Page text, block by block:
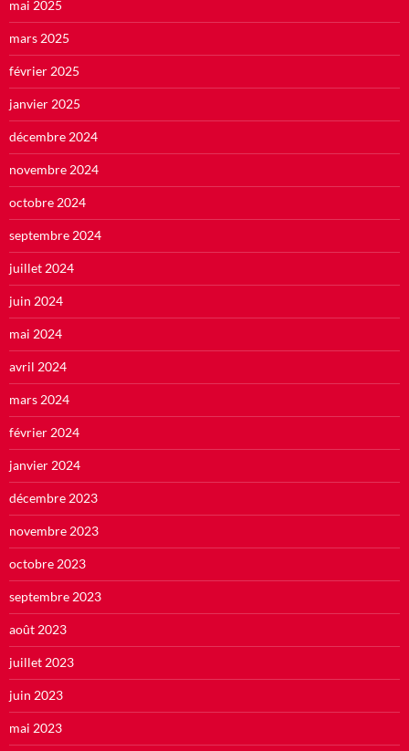
mai 2025
mars 2025
février 2025
janvier 2025
décembre 2024
novembre 2024
octobre 2024
septembre 2024
juillet 2024
juin 2024
mai 2024
avril 2024
mars 2024
février 2024
janvier 2024
décembre 2023
novembre 2023
octobre 2023
septembre 2023
août 2023
juillet 2023
juin 2023
mai 2023